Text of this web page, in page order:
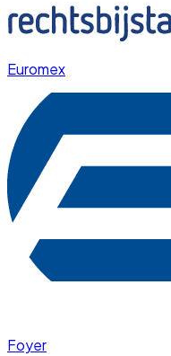
Euromex
Foyer